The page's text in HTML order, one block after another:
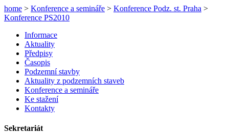
home > Konference a semináře > Konference Podz. st. Praha >
Konference PS2010
Informace
Aktuality
Předpisy
Časopis
Podzemní stavby
Aktuality z podzemních staveb
Konference a semináře
Ke stažení
Kontakty
Sekretariát